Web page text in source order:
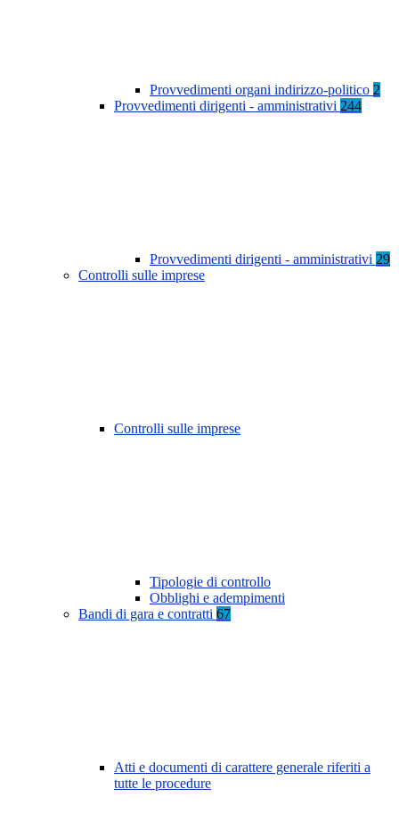
Provvedimenti organi indirizzo-politico 2
Provvedimenti dirigenti - amministrativi 244
Provvedimenti dirigenti - amministrativi 29
Controlli sulle imprese
Controlli sulle imprese
Tipologie di controllo
Obblighi e adempimenti
Bandi di gara e contratti 67
Atti e documenti di carattere generale riferiti a
tutte le procedure